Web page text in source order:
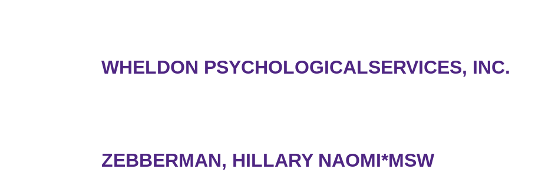
WHELDON PSYCHOLOGICALSERVICES, INC.
ZEBBERMAN, HILLARY NAOMI*MSW